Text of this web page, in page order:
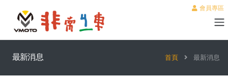
會員專區
最新消息 首頁 最新消息